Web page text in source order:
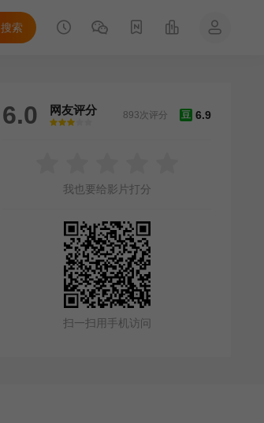
搜索
6.0 网友评分
很差
较差还行推荐力荐
豆 6.9
893次评分
我也要给影片打分
扫一扫用手机访问